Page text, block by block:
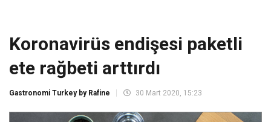
Koronavirüs endişesi paketli
ete rağbeti arttırdı
Gastronomi Turkey by Rafine 30 Mart 2020, 15:23